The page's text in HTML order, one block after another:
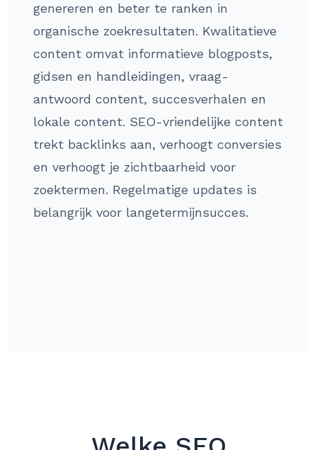
genereren en beter te ranken in
organische zoekresultaten. Kwalitatieve
content omvat informatieve blogposts,
gidsen en handleidingen, vraag-
antwoord content, succesverhalen en
lokale content. SEO-vriendelijke content
trekt backlinks aan, verhoogt conversies
en verhoogt je zichtbaarheid voor
zoektermen. Regelmatige updates is
belangrijk voor langetermijnsucces.